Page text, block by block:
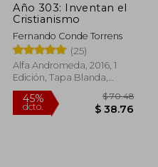
Año 303: Inventan el
Cristianismo
Fernando Conde Torrens
(25)
Alfa Andromeda, 2016, 1
Edición, Tapa Blanda,
Nuevo